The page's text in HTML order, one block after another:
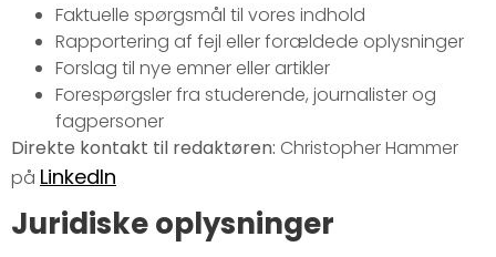
Faktuelle spørgsmål til vores indhold
Rapportering af fejl eller forældede oplysninger
Forslag til nye emner eller artikler
Forespørgsler fra studerende, journalister og
fagpersoner
Direkte kontakt til redaktøren: Christopher Hammer
på LinkedIn
Juridiske oplysninger